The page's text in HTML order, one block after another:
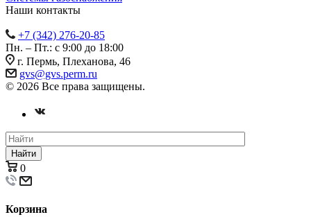
Наши контакты
+7 (342) 276-20-85
Пн. – Пт.: с 9:00 до 18:00
г. Пермь, Плеханова, 46
gvs@gvs.perm.ru
© 2026 Все права защищены.
Найти
0
Корзина